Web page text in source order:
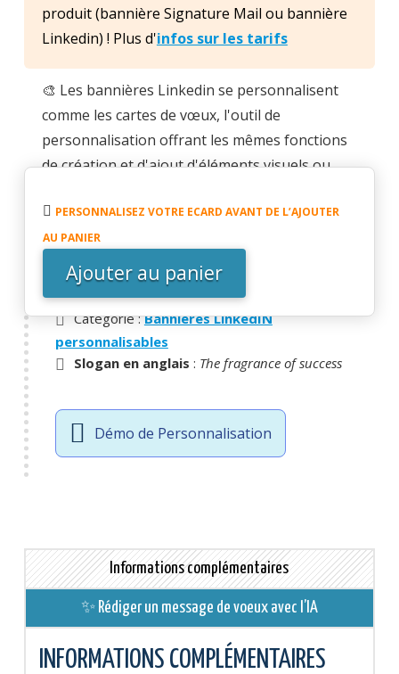
produit (bannière Signature Mail ou bannière
Linkedin) ! Plus d'infos sur les tarifs
🎨 Les bannières Linkedin se personnalisent
comme les cartes de vœux, l'outil de
personnalisation offrant les mêmes fonctions
de création et d'ajout d'éléments visuels ou
(Voir la vidéo de démonstration ci-dessous)
de
Bannière
LINKEDIN
Ça
fleure
bon
réussite
PERSONNALISEZ VOTRE ECARD AVANT DE L’AJOUTER
AU PANIER
Ajouter au panier
Thématique: Positif, Réussite |
EBIN176
Catégorie :Bannières LinkedIN
personnalisables
Slogan en anglais : The fragrance of success
Démo de Personnalisation
Informations complémentaires
✨ Rédiger un message de voeux avec l’IA
INFORMATIONS COMPLÉMENTAIRES